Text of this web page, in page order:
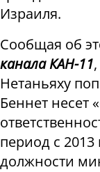
Израиля.
Сообщая об
канала КАН-11
Нетаньяху
Беннет несет
период с
должности